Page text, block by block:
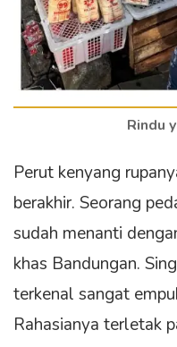
Rindu
Perut kenyang
berakhir. Seorang
sudah menanti
khas Bandungan.
terkenal sangat
Rahasianya terletak